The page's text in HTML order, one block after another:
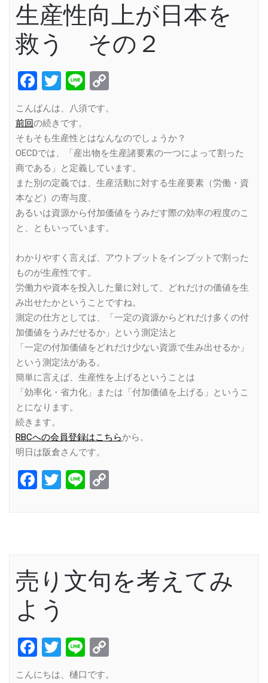
生産性向上が日本を
救う その２
Facebook
Twitter
Line
こんばんは、八須です。
前回の続きです。
そもそも生産性とはなんなのでしょうか？
OECDでは、「産出物を生産諸要素の一つによって割った
商である」と定義しています。
また別の定義では、生産活動に対する生産要素（労働・資
本など）の寄与度、
あるいは資源から付加価値をうみだす際の効率の程度のこ
と、ともいっています。
わかりやすく言えば、アウトプットをインプットで割った
ものが生産性です。
労働力や資本を投入した量に対して、どれだけの価値を生
み出せたかということですね。
測定の仕方としては、「一定の資源からどれだけ多くの付
加価値をうみだせるか」という測定法と
「一定の付加価値をどれだけ少ない資源で生み出せるか」
という測定法がある。
簡単に言えば、生産性を上げるということは
「効率化・省力化」または「付加価値を上げる」というこ
とになります。
続きます。
RBCへの会員登録はこちらから。
明日は阪倉さんです。
Facebook
Twitter
Line
売り文句を考えてみ
よう
Facebook
Twitter
Line
こんにちは、樋口です。